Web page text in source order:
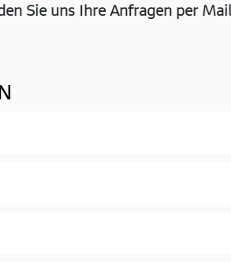
uns Ihre Anfragen per Mail!